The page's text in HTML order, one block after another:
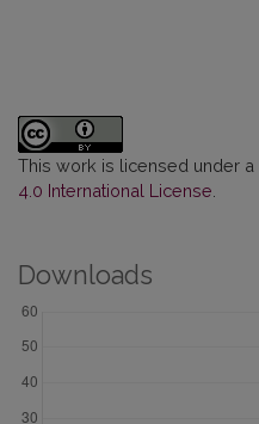
This work is licensed under a
4.0 International License
Downloads